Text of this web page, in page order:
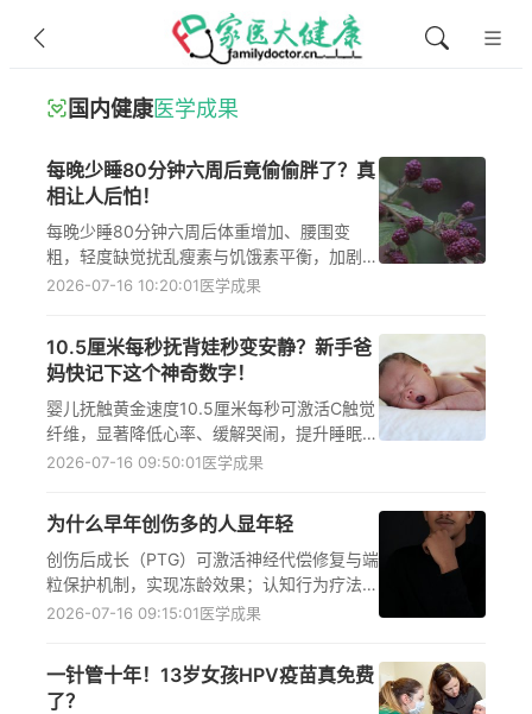
国内健康医学成果
每晚少睡80分钟六周后竟偷偷胖了？真
相让人后怕！
每晚少睡80分钟六周后体重增加、腰围变
粗，轻度缺觉扰乱瘦素与饥饿素平衡，加剧胰
岛素抵抗和心血管炎症，女性及绝经后女性代
2026-07-16 10:20:01医学成果
10.5厘米每秒抚背娃秒变安静？新手爸
妈快记下这个神奇数字！
婴儿抚触黄金速度10.5厘米每秒可激活C触觉
纤维，显著降低心率、缓解哭闹，提升睡眠质
量；结合情感联结的规范抚触还能减少肠绞痛
2026-07-16 09:50:01医学成果
为什么早年创伤多的人显年轻
创伤后成长（PTG）可激活神经代偿修复与端
粒保护机制，实现冻龄效果；认知行为疗法、
规律运动、低糖饮食是关键干预手段，尤其对
2026-07-16 09:15:01医学成果
一针管十年！13岁女孩HPV疫苗真免费
了？